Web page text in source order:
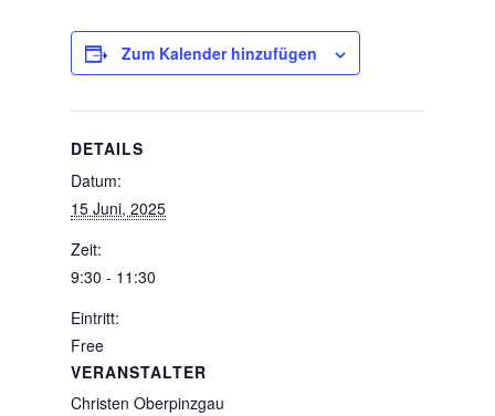
Zum Kalender hinzufügen
DETAILS
Datum:
15 Juni, 2025
Zeit:
9:30 - 11:30
Eintritt:
Free
VERANSTALTER
Christen Oberpinzgau